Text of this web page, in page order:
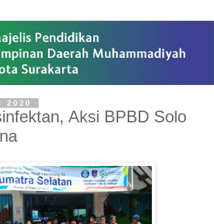
2020
Aksi BPBD Solo